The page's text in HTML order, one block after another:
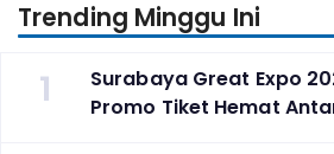
Trending Minggu Ini
1
Surabaya Great Expo
Promo Tiket Hemat